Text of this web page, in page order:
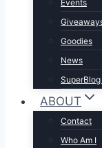
Events
Goodies
News
ABOUT
Contact
Who Am I